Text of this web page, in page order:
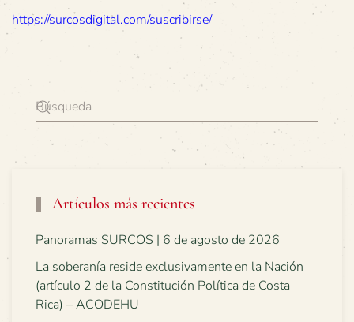
https://surcosdigital.com/suscribirse/
Artículos más recientes
Panoramas SURCOS | 6 de agosto de 2026
La soberanía reside exclusivamente en la Nación
(artículo 2 de la Constitución Política de Costa
Rica) – ACODEHU